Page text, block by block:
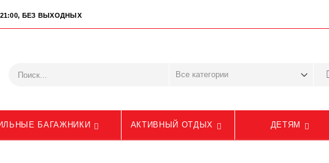
БЕЗ ВЫХОДНЫХ
БАГАЖНИКИ АКТИВНЫЙ ОТДЫХ ДЕТЯМ